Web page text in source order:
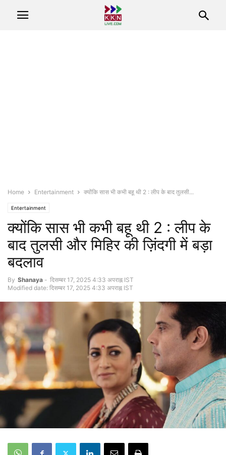
Home Entertainment क्योंकि सास भी कभी बहू थी 2 : लीप के बाद तुलसी...
Entertainment
क्योंकि सास भी कभी बहू थी 2 : लीप के
बाद तुलसी और मिहिर की ज़िंदगी में बड़ा
बदलाव
By Shanaya - दिसम्बर 17, 2025 4:33 अपराह्न IST
Modified date: दिसम्बर 17, 2025 4:33 अपराह्न IST